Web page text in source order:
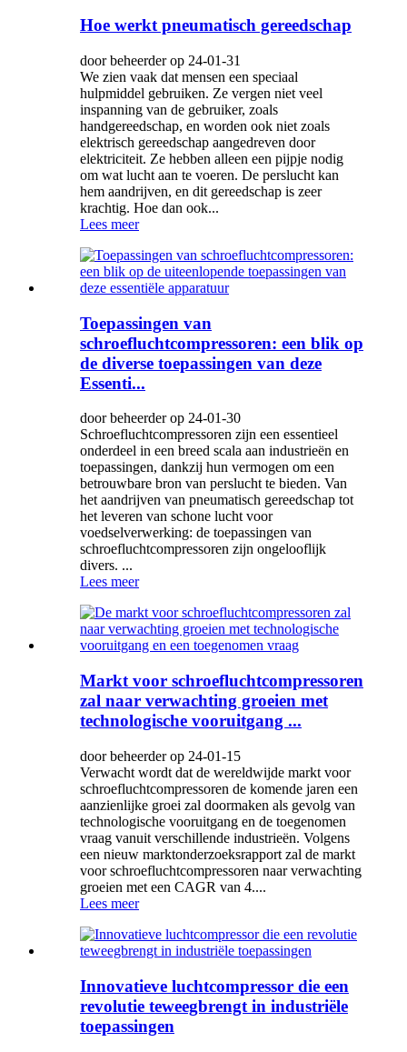
Hoe werkt pneumatisch gereedschap
door beheerder op 24-01-31
We zien vaak dat mensen een speciaal
hulpmiddel gebruiken. Ze vergen niet veel
inspanning van de gebruiker, zoals
handgereedschap, en worden ook niet zoals
elektrisch gereedschap aangedreven door
elektriciteit. Ze hebben alleen een pijpje nodig
om wat lucht aan te voeren. De perslucht kan
hem aandrijven, en dit gereedschap is zeer
krachtig. Hoe dan ook...
Lees meer
Toepassingen van
schroefluchtcompressoren: een blik op
de diverse toepassingen van deze
Essenti...
door beheerder op 24-01-30
Schroefluchtcompressoren zijn een essentieel
onderdeel in een breed scala aan industrieën en
toepassingen, dankzij hun vermogen om een ​​
betrouwbare bron van perslucht te bieden. Van
het aandrijven van pneumatisch gereedschap tot
het leveren van schone lucht voor
voedselverwerking: de toepassingen van
schroefluchtcompressoren zijn ongelooflijk
divers. ...
Lees meer
Markt voor schroefluchtcompressoren
zal naar verwachting groeien met
technologische vooruitgang ...
door beheerder op 24-01-15
Verwacht wordt dat de wereldwijde markt voor
schroefluchtcompressoren de komende jaren een
aanzienlijke groei zal doormaken als gevolg van
technologische vooruitgang en de toegenomen
vraag vanuit verschillende industrieën. Volgens
een nieuw marktonderzoeksrapport zal de markt
voor schroefluchtcompressoren naar verwachting
groeien met een CAGR van 4....
Lees meer
Innovatieve luchtcompressor die een
revolutie teweegbrengt in industriële
toepassingen